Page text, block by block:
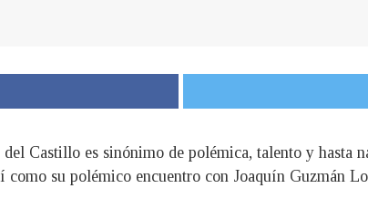
Castillo es sinónimo de polémica, talento y hasta
como su polémico encuentro con Joaquín Guzmán